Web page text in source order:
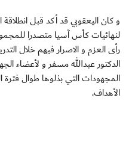
و كان اليعقوبي قد أكد قبل
لنهائيات كأس آسيا متصدرا
رأى العزم و الاصرار فيهم خلال
الدكتور عبدالله مسفر و لأعضاء
المجهودات التي بذلوها طوال
الأهداف.